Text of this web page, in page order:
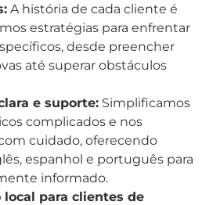
A história de cada cliente é
estratégias para enfrentar
desde preencher
até superar obstáculos
e suporte: Simplificamos
complicados e nos
cuidado, oferecendo
espanhol e português para
informado.
para clientes de